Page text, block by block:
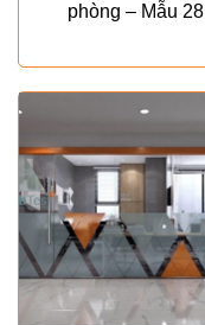
phòng – Mẫu 28